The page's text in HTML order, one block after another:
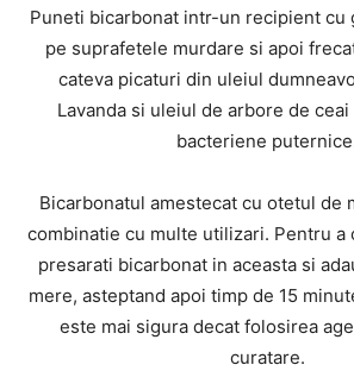
Puneti bicarbonat intr-un recipient cu
pe suprafetele murdare si apoi
cateva picaturi din uleiul
Lavanda si uleiul de arbore de
bacteriene
Bicarbonatul amestecat cu otetul de
combinatie cu multe utilizari. Pentru a
presarati bicarbonat in aceasta si
mere, asteptand apoi timp de 15
este mai sigura decat folosirea
curatare.